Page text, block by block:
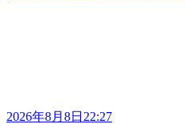
2026年8月8日22:27